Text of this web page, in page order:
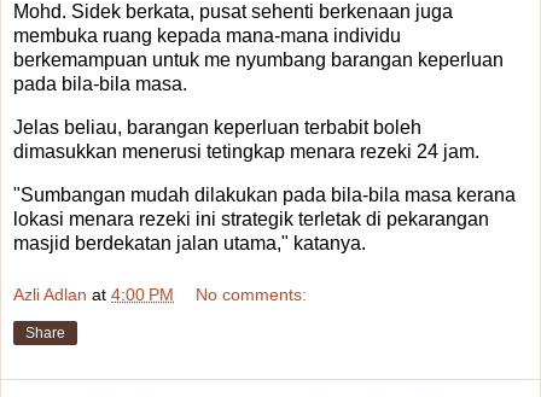
Mohd. Sidek berkata, pusat sehenti berkenaan juga
membuka ruang kepada mana-mana individu
berkemampuan untuk me nyumbang barangan keperluan
pada bila-bila masa.
Jelas beliau, barangan keperluan terbabit boleh
dimasukkan menerusi tetingkap menara rezeki 24 jam.
"Sumbangan mudah dilakukan pada bila-bila masa kerana
lokasi menara rezeki ini strategik terletak di pekarangan
masjid berdekatan jalan utama," katanya.
Azli Adlan at 4:00 PM No comments:
Share